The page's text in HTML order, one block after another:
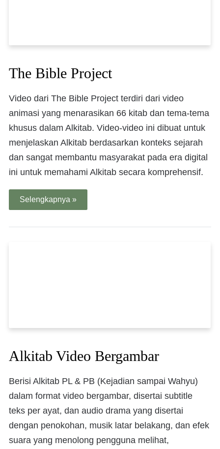
The Bible Project
Video dari The Bible Project terdiri dari video
animasi yang menarasikan 66 kitab dan tema-tema
khusus dalam Alkitab. Video-video ini dibuat untuk
menjelaskan Alkitab berdasarkan konteks sejarah
dan sangat membantu masyarakat pada era digital
ini untuk memahami Alkitab secara komprehensif.
Selengkapnya »
Alkitab Video Bergambar
Berisi Alkitab PL & PB (Kejadian sampai Wahyu)
dalam format video bergambar, disertai subtitle
teks per ayat, dan audio drama yang disertai
dengan penokohan, musik latar belakang, dan efek
suara yang menolong pengguna melihat,